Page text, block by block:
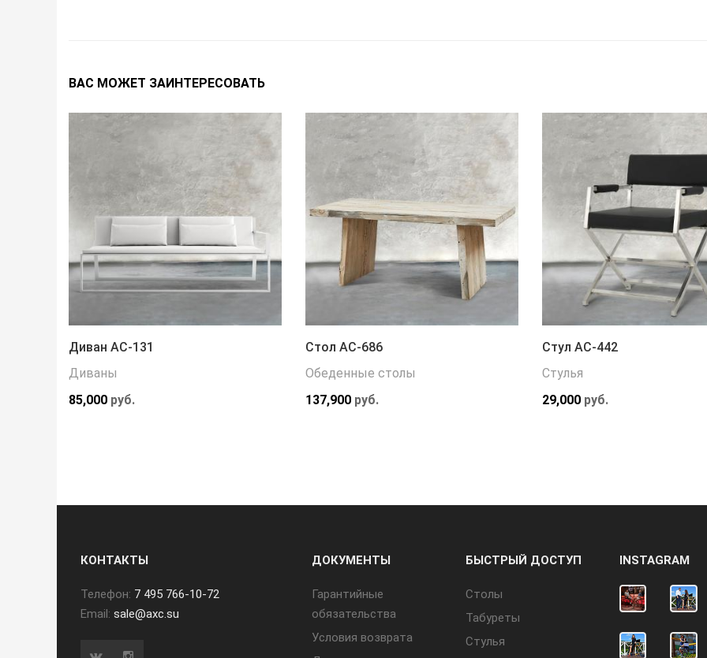
ВАС МОЖЕТ ЗАИНТЕРЕСОВАТЬ
Диван АС-131
Диваны
85,000 руб.
Стол АС-686
Обеденные столы
137,900 руб.
Стул АС-442
Стулья
29,000 руб.
КОНТАКТЫ
Телефон: 7 495 766-10-72
Email: sale@axc.su
ДОКУМЕНТЫ
Гарантийные
обязательства
Условия возврата
БЫСТРЫЙ ДОСТУП
Cтолы
Табуреты
Стулья
INSTAGRAM